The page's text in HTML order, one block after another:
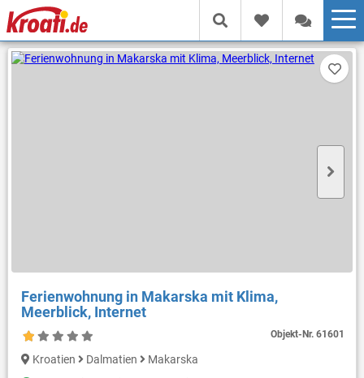
Ferienwohnung in Makarska mit Klima,
Meerblick, Internet
Objekt-Nr.61601
Kroatien Dalmatien
Makarska